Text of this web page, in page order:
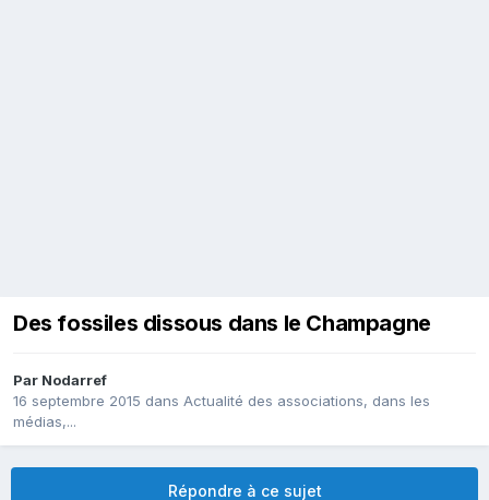
Des fossiles dissous dans le Champagne
Par Nodarref
16 septembre 2015 dans Actualité des associations, dans les
médias,...
Répondre à ce sujet